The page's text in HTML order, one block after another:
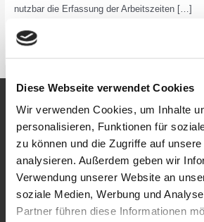
Diese Webseite verwendet Cookies
Wir verwenden Cookies, um Inhalte
personalisieren, Funktionen für
zu können und die Zugriffe auf
analysieren. Außerdem geben wir
Verwendung unserer Website an
soziale Medien, Werbung und
Partner führen diese Informationen
nutzbar die Erfassung der Arbeitszeiten […]
Read More »
Lösungen
Webseiten
Onlineshops
Produktionsplanung
Zeiterfassung